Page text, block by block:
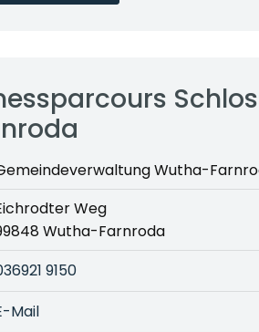
Wutha-
Weg
Wutha-Farnroda
9150
Mail